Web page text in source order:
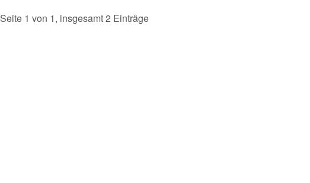
Seite 1 von 1, insgesamt 2 Einträge